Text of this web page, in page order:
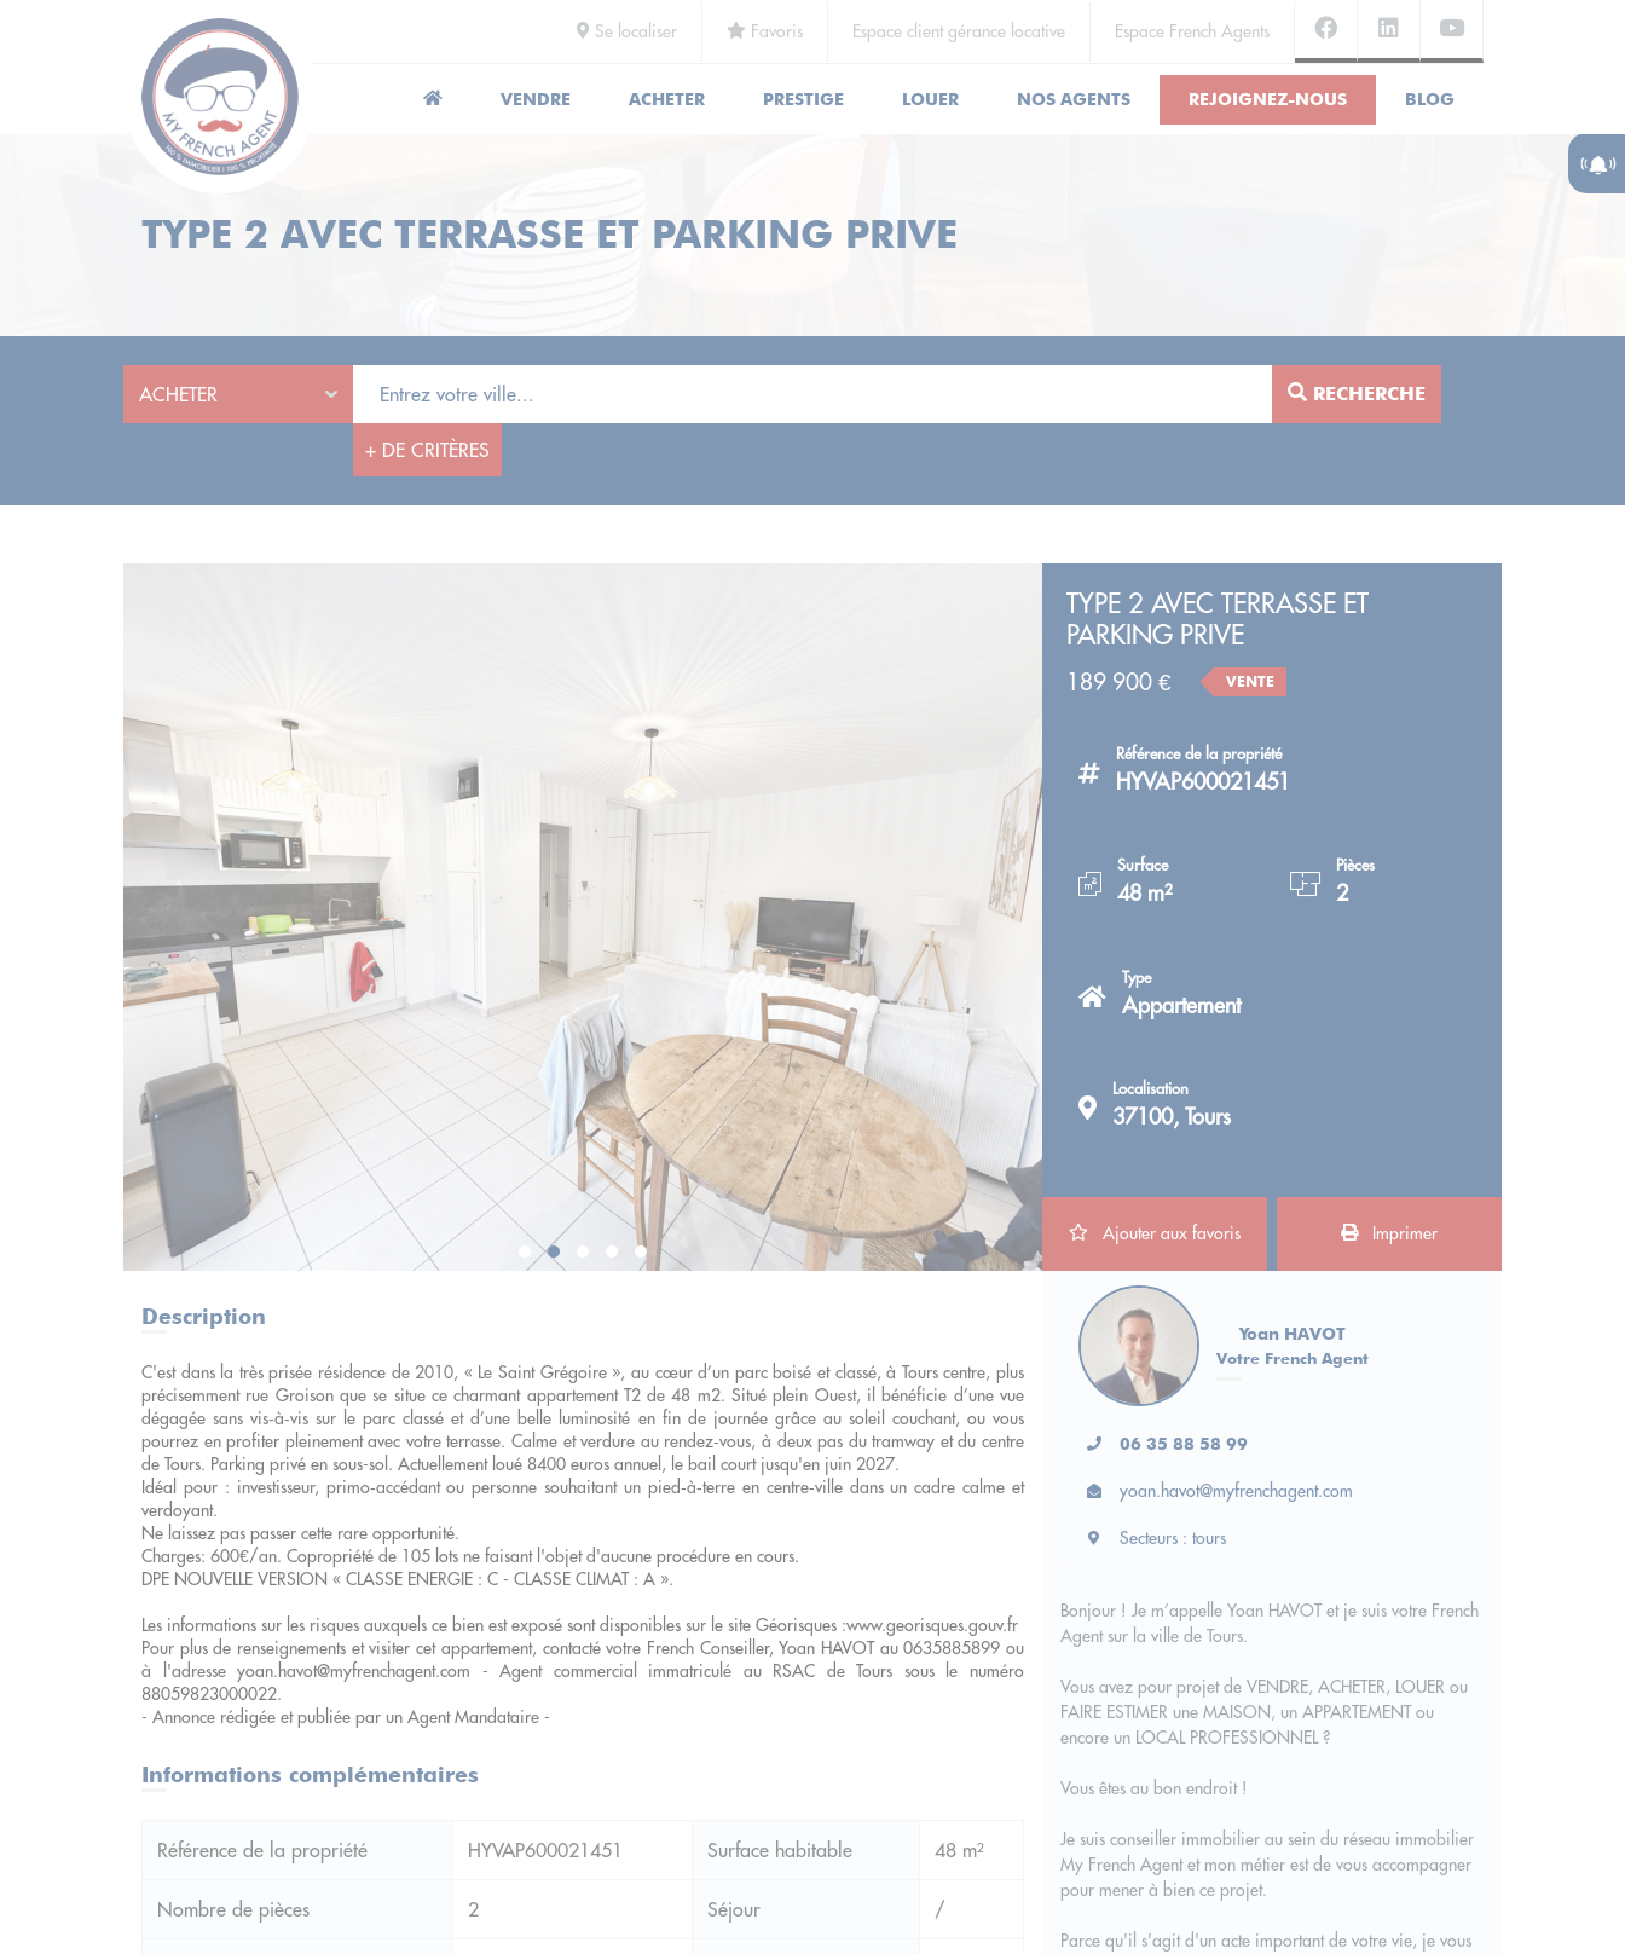
Se localiser Favoris Espace client gérance locative Espace French Agents
VENDRE ACHETER PRESTIGE LOUER NOS AGENTS REJOIGNEZ-NOUS BLOG
TYPE 2 AVEC TERRASSE ET PARKING PRIVE
+ DE CRITÈRES
RECHERCHE
TYPE 2 AVEC TERRASSE ET
PARKING PRIVE
189 900 € VENTE
Référence de la propriété
HYVAP600021451
Surface
48 m²
Pièces
2
Type
Appartement
Localisation
37100, Tours
Ajouter aux favoris Imprimer
Description
C'est dans la très prisée résidence de 2010, « Le Saint Grégoire », au cœur d’un parc boisé et classé, à Tours centre, plus
précisemment rue Groison que se situe ce charmant appartement T2 de 48 m2. Situé plein Ouest, il bénéficie d’une vue
dégagée sans vis‑à‑vis sur le parc classé et d’une belle luminosité en fin de journée grâce au soleil couchant, ou vous
pourrez en profiter pleinement avec votre terrasse. Calme et verdure au rendez‑vous, à deux pas du tramway et du centre
de Tours. Parking privé en sous-sol. Actuellement loué 8400 euros annuel, le bail court jusqu'en juin 2027.
Idéal pour : investisseur, primo‑accédant ou personne souhaitant un pied‑à‑terre en centre‑ville dans un cadre calme et
verdoyant.
Ne laissez pas passer cette rare opportunité.
Charges: 600€/an. Copropriété de 105 lots ne faisant l'objet d'aucune procédure en cours.
DPE NOUVELLE VERSION « CLASSE ENERGIE : C - CLASSE CLIMAT : A ».
Les informations sur les risques auxquels ce bien est exposé sont disponibles sur le site Géorisques :www.georisques.gouv.fr
Pour plus de renseignements et visiter cet appartement, contacté votre French Conseiller, Yoan HAVOT au 0635885899 ou
à l'adresse yoan.havot@myfrenchagent.com - Agent commercial immatriculé au RSAC de Tours sous le numéro
88059823000022.
- Annonce rédigée et publiée par un Agent Mandataire -
Informations complémentaires
Référence de la propriété HYVAP600021451 Surface habitable 48 m²
Nombre de pièces 2 Séjour /
Yoan HAVOT
Votre French Agent
06 35 88 58 99
yoan.havot@myfrenchagent.com
Secteurs : tours
Bonjour ! Je m’appelle Yoan HAVOT et je suis votre French
Agent sur la ville de Tours.
Vous avez pour projet de VENDRE, ACHETER, LOUER ou
FAIRE ESTIMER une MAISON, un APPARTEMENT ou
encore un LOCAL PROFESSIONNEL ?
Vous êtes au bon endroit !
Je suis conseiller immobilier au sein du réseau immobilier
My French Agent et mon métier est de vous accompagner
pour mener à bien ce projet.
Parce qu'il s'agit d'un acte important de votre vie, je vous